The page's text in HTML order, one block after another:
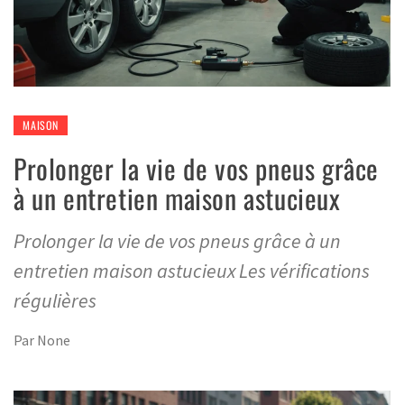
MAISON
Prolonger la vie de vos pneus grâce
à un entretien maison astucieux
Prolonger la vie de vos pneus grâce à un
entretien maison astucieux Les vérifications
régulières
Par None